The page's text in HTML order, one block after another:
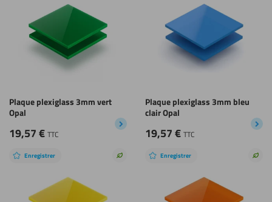
Plaque plexiglass 3mm vert
Opal
19,57€ TTC
Plaque plexiglass 3mm bleu
clair Opal
19,57€ TTC
Enregistrer
Choix
Enregistrer